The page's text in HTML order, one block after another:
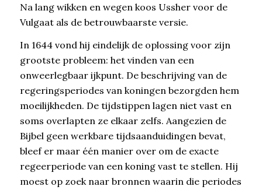
Na lang wikken en wegen koos Ussher voor de
Vulgaat als de betrouwbaarste versie.
In 1644 vond hij eindelijk de oplossing voor zijn
grootste probleem: het vinden van een
onweerlegbaar ijkpunt. De beschrijving van de
regeringsperiodes van koningen bezorgden hem
moeilijkheden. De tijdstippen lagen niet vast en
soms overlapten ze elkaar zelfs. Aangezien de
Bijbel geen werkbare tijdsaanduidingen bevat,
bleef er maar één manier over om de exacte
regeerperiode van een koning vast te stellen. Hij
moest op zoek naar bronnen waarin die periodes